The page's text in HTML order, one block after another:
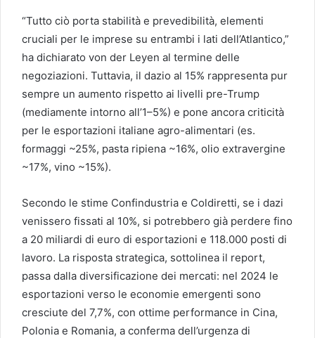
“Tutto ciò porta stabilità e prevedibilità, elementi
cruciali per le imprese su entrambi i lati dell’Atlantico,”
ha dichiarato von der Leyen al termine delle
negoziazioni. Tuttavia, il dazio al 15% rappresenta pur
sempre un aumento rispetto ai livelli pre-Trump
(mediamente intorno all’1–5%) e pone ancora criticità
per le esportazioni italiane agro-alimentari (es.
formaggi ~25%, pasta ripiena ~16%, olio extravergine
~17%, vino ~15%).
Secondo le stime Confindustria e Coldiretti, se i dazi
venissero fissati al 10%, si potrebbero già perdere fino
a 20 miliardi di euro di esportazioni e 118.000 posti di
lavoro. La risposta strategica, sottolinea il report,
passa dalla diversificazione dei mercati: nel 2024 le
esportazioni verso le economie emergenti sono
cresciute del 7,7%, con ottime performance in Cina,
Polonia e Romania, a conferma dell’urgenza di